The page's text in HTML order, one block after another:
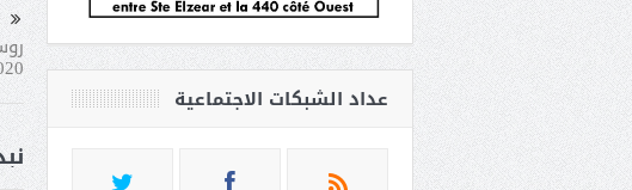
عداد الشبكات الاجتماعية